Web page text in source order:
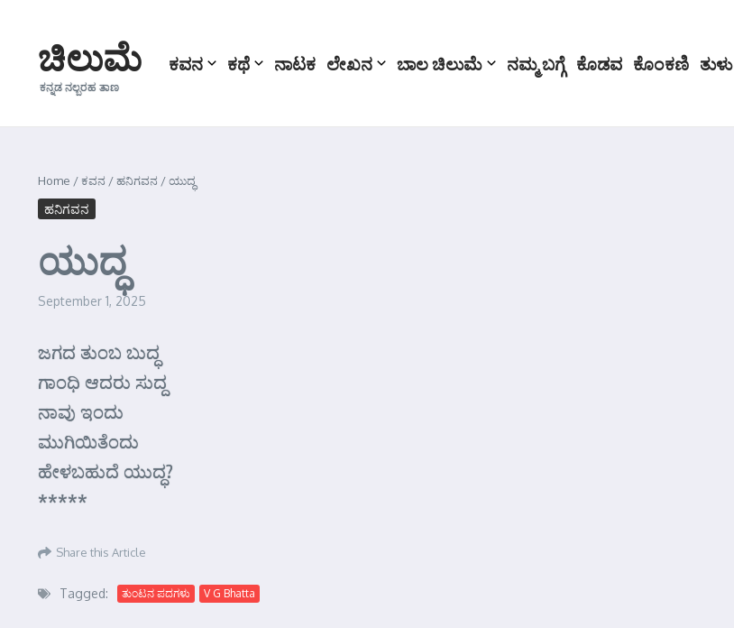
ಚಿಲುಮೆ
ಕನ್ನಡ ನಲ್ಬರಹ ತಾಣ
ಕವನ ಕಥೆ ನಾಟಕ ಲೇಖನ ಬಾಲ ಚಿಲುಮೆ ನಮ್ಮ ಬಗ್ಗೆ ಕೊಡವ ಕೊಂಕಣಿ ತುಳು
Home /ಕವನ /ಹನಿಗವನ /ಯುದ್ಧ
ಹನಿಗವನ
ಯುದ್ಧ
September 1, 2025
ಜಗದ ತುಂಬ ಬುದ್ಧ
ಗಾಂಧಿ ಆದರು ಸುದ್ದ
ನಾವು ಇಂದು
ಮುಗಿಯಿತೆಂದು
ಹೇಳಬಹುದೆ ಯುದ್ಧ?
*****
Share this Article
Tagged: ತುಂಟನ ಪದಗಳು V G Bhatta